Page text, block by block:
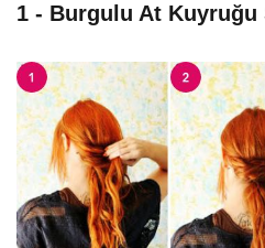
1 - Burgulu At Kuyruğu